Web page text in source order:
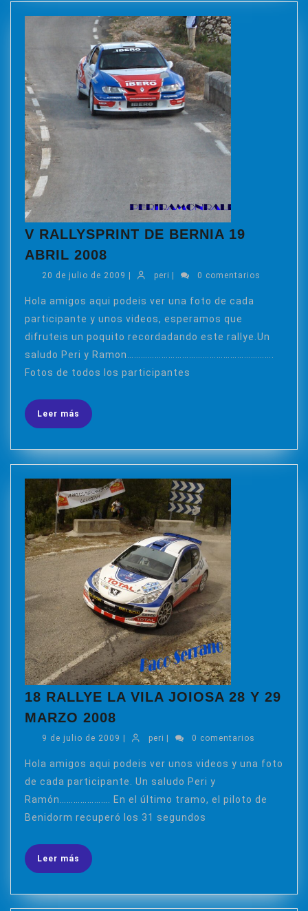
V RALLYSPRINT DE BERNIA 19
ABRIL 2008
RALLYSPRINT
DE
BERNIA
19
ABRIL
2008
20 de julio de 2009 20
julio
2009
| peri peri
| 0 comentarios
Hola amigos aqui podeis ver una foto de cada
participante y unos videos, esperamos que
difruteis un poquito recordadando este rallye.Un
saludo Peri y Ramon……………………………………………………….
Fotos de todos los participantes
Leer más Leer
más
18 RALLYE LA VILA JOIOSA 28 Y 29
MARZO 2008
RALLYE
LA
VILA
JOIOSA
28
Y
9 de julio de 2009 9
julio
2009
| peri peri
| 0 comentarios
Hola amigos aqui podeis ver unos videos y una foto
de cada participante. Un saludo Peri y
Ramón…………………. En el último tramo, el piloto de
Benidorm recuperó los 31 segundos
Leer más Leer
más